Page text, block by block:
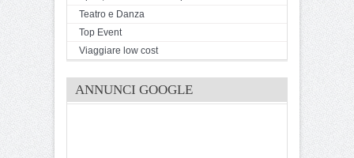
Teatro e Danza
Top Event
Viaggiare low cost
ANNUNCI GOOGLE